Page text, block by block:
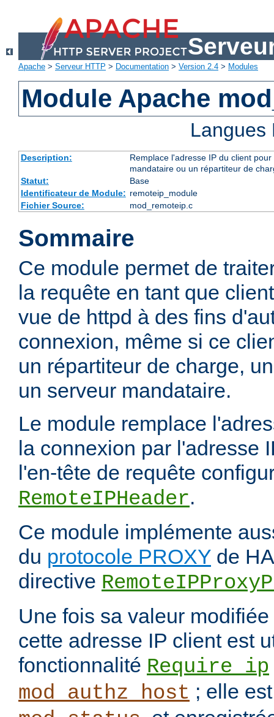
Apache > Serveur HTTP > Documentation > Version 2.4 > Modules
Module Apache
Description:
Remplace l'adresse IP du client
mandataire ou un répartiteur de
Statut:
Base
Identificateur de Module: remoteip_module
Fichier Source:
mod_remoteip.c
Sommaire
Ce module permet de
la requête en tant que
vue de httpd à des fins
connexion, même si ce
un répartiteur de charge,
un serveur mandataire.
Le module remplace
la connexion par l'adresse
l'en-tête de requête
RemoteIPHeader.
Ce module implémente
du protocole PROXY de
directive
Une fois sa valeur
cette adresse IP client est
fonctionnalité Require ip
mod_authz_host ; elle